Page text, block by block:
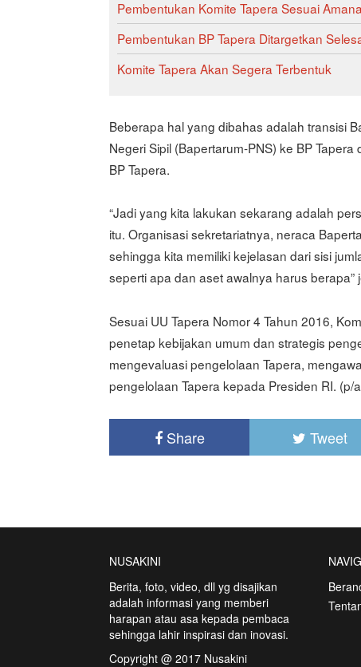
Pembentukan Komite Tapera Sesuai
Pembentukan BP Tapera Ditargetkan
Komite Tapera Akan Segera Terbentuk
Beberapa hal yang dibahas adalah transisi
Negeri Sipil (Bapertarum-PNS) ke BP
BP Tapera.
“Jadi yang kita lakukan sekarang adalah
itu. Organisasi sekretariatnya, neraca
sehingga kita memiliki kejelasan dari sisi
seperti apa dan aset awalnya harus berapa”
Sesuai UU Tapera Nomor 4 Tahun 2016,
penetap kebijakan umum dan strategis
mengevaluasi pengelolaan Tapera,
pengelolaan Tapera kepada Presiden RI. (p/
Share Tweet
NUSAKINI
Berita, foto, video, dll yg disajikan
adalah informasi yang memberi
harapan atau asa kepada pembaca
sehingga lahir inspirasi dan inovasi.
Copyright @ 2017 Nusakini